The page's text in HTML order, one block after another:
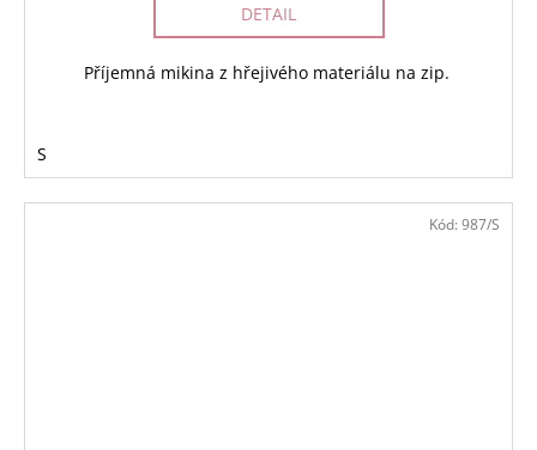
DETAIL
Příjemná mikina z hřejivého materiálu na zip.
S
Kód: 987/S